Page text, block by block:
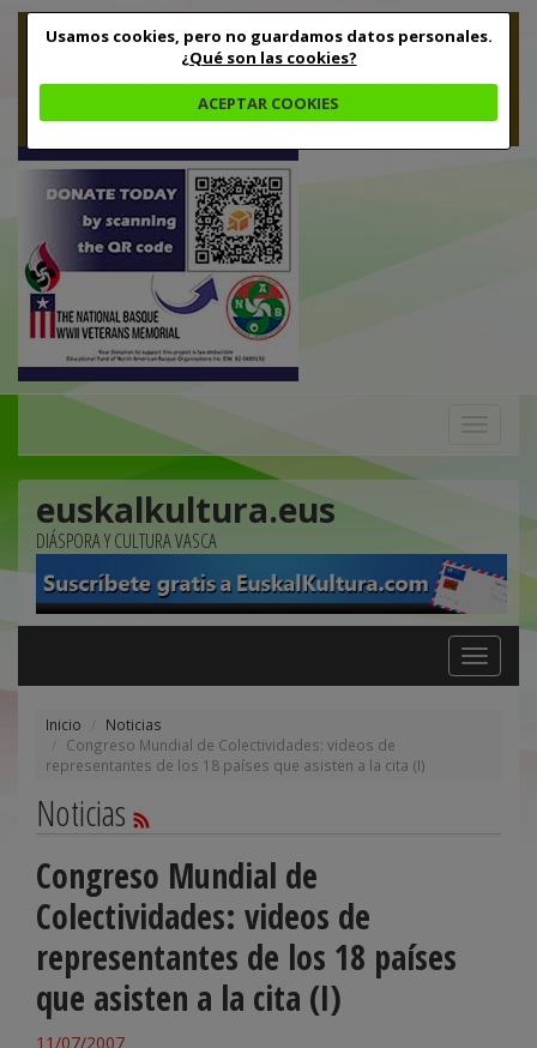
Usamos cookies, pero no guardamos datos personales.
¿Qué son las cookies?
ACEPTAR COOKIES
euskalkultura.eus
DIÁSPORA Y CULTURA VASCA
Toggle
navigation
Inicio
Noticias
Congreso Mundial de Colectividades: videos de
representantes de los 18 países que asisten a la cita (I)
Noticias
Congreso Mundial de
Colectividades: videos de
representantes de los 18 países
que asisten a la cita (I)
11/07/2007